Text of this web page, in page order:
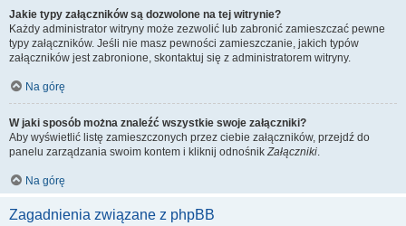
Jakie typy załączników są dozwolone na tej witrynie?
Każdy administrator witryny może zezwolić lub zabronić zamieszczać pewne
typy załączników. Jeśli nie masz pewności zamieszczanie, jakich typów
załączników jest zabronione, skontaktuj się z administratorem witryny.
Na górę
W jaki sposób można znaleźć wszystkie swoje załączniki?
Aby wyświetlić listę zamieszczonych przez ciebie załączników, przejdź do
panelu zarządzania swoim kontem i kliknij odnośnikZałączniki.
Na górę
Zagadnienia związane z phpBB